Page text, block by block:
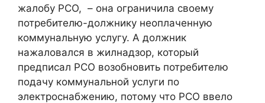
жалобу РСО, – она ограничила своему
потребителю-должнику неоплаченную
коммунальную услугу. А должник
нажаловался в жилнадзор, который
предписал РСО возобновить потребителю
подачу коммунальной услуги по
электроснабжению, потому что РСО ввело